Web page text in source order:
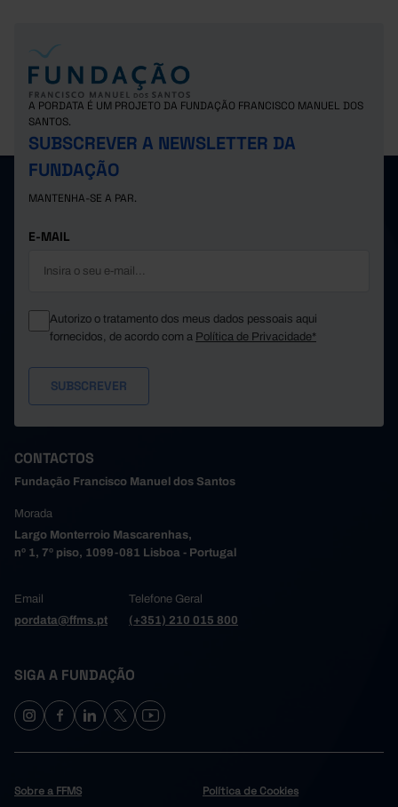
A PORDATA É UM PROJETO DA FUNDAÇÃO FRANCISCO MANUEL DOS
SANTOS.
SUBSCREVER A NEWSLETTER DA
FUNDAÇÃO
MANTENHA-SE A PAR.
E-MAIL
Autorizo o tratamento dos meus dados pessoais aqui
fornecidos, de acordo com a Política de Privacidade*
CONTACTOS
Fundação Francisco Manuel dos Santos
Morada
Largo Monterroio Mascarenhas,
nº 1, 7º piso, 1099-081 Lisboa - Portugal
Email
pordata@ffms.pt
Telefone Geral
(+351) 210 015 800
SIGA A FUNDAÇÃO
Sobre a FFMS Política de Cookies